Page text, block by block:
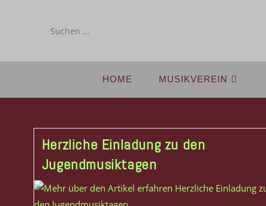
Diese
durchsuchenHOME MUSIKVEREIN
Herzliche Einladung zu den
Jugendmusiktagen